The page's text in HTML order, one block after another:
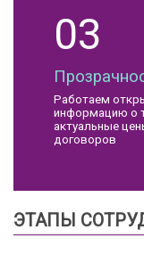
03
Работаем
информацию о
актуальные
договоров
ЭТАПЫ